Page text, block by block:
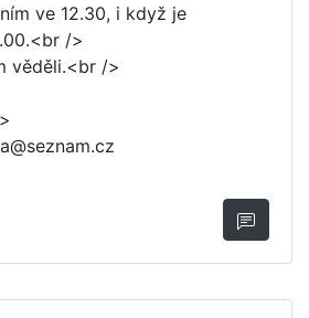
ve 12.30, i když je
/>
věděli.<br />